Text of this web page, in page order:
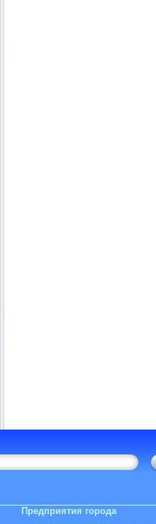
Предприятия города